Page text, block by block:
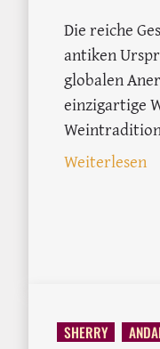
Die reiche
antiken
globalen
einzigartige
Weiterlesen:
SHERRY